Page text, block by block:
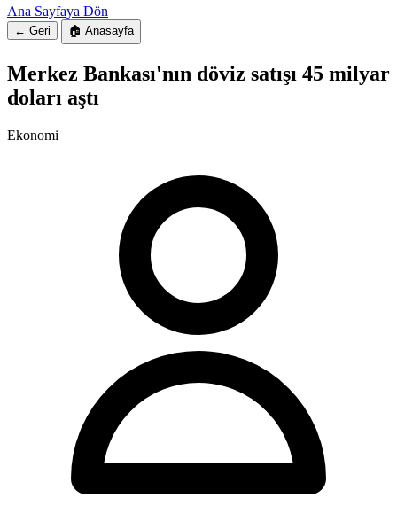
Ana Sayfaya Dön
← Geri 🏠 Anasayfa
Merkez Bankası'nın döviz satışı 45 milyar
doları aştı
Ekonomi